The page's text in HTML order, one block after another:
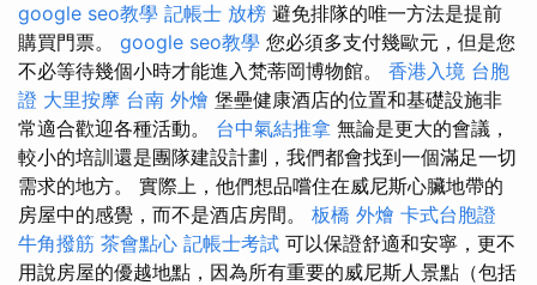
google seo教學 記帳士 放榜 避免排隊的唯一方法是提前
購買門票。 google seo教學 您必須多支付幾歐元，但是您
不必等待幾個小時才能進入梵蒂岡博物館。 香港入境 台胞
證 大里按摩 台南 外燴 堡壘健康酒店的位置和基礎設施非
常適合歡迎各種活動。 台中氣結推拿 無論是更大的會議，
較小的培訓還是團隊建設計劃，我們都會找到一個滿足一切
需求的地方。 實際上，他們想品嚐住在威尼斯心臟地帶的
房屋中的感覺，而不是酒店房間。 板橋 外燴 卡式台胞證
牛角撥筋 茶會點心 記帳士考試 可以保證舒適和安寧，更不
用說房屋的優越地點，因為所有重要的威尼斯人景點（包括